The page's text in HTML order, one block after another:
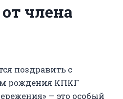
члена
поздравить с
рождения КПКГ
— это особый